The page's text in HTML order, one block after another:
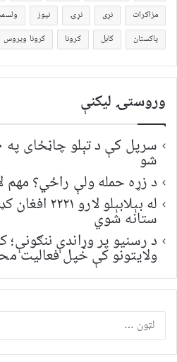
مزاکرات
نړی نړۍ نیوز
پاکستان
کابل کرونا کرونا ویروس
وروستۍ ليکنې
شو
د زړه حمله ولې راځي؟ مهم
له بېلابېلو
ستانه شوي
د رسنیو پر وړاندې ننګونې؛
ولایتونو کې خپل فعالیت